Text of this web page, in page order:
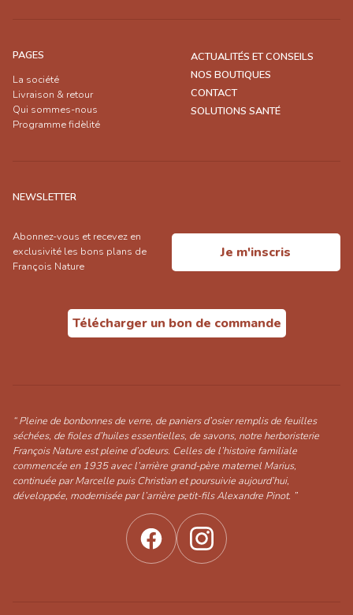
PAGES
La société
Livraison & retour
Qui sommes-nous
Programme fidèlité
ACTUALITÉS ET CONSEILS
NOS BOUTIQUES
CONTACT
SOLUTIONS SANTÉ
NEWSLETTER
Abonnez-vous et recevez en
exclusivité les bons plans de
François Nature
Je m'inscris
Télécharger un bon de commande
“ Pleine de bonbonnes de verre, de paniers d’osier remplis de feuilles
séchées, de fioles d’huiles essentielles, de savons, notre herboristerie
François Nature est pleine d’odeurs. Celles de l’histoire familiale
commencée en 1935 avec l’arrière grand-père maternel Marius,
continuée par Marcelle puis Christian et poursuivie aujourd’hui,
développée, modernisée par l’arrière petit-fils Alexandre Pinot. ”